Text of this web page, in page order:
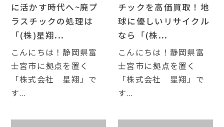
に活かす時代へ~廃プ
ラスチックの処理は
「(株)星翔...
こんにちは！静岡県富
士宮市に拠点を置く
「株式会社 星翔」で
す...
チックを高価買取！地
球に優しいリサイクル
なら「(株...
こんにちは！静岡県富
士宮市に拠点を置く
「株式会社 星翔」で
す...